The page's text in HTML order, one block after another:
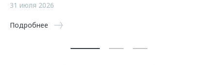
31 июля 2026
Подробнее